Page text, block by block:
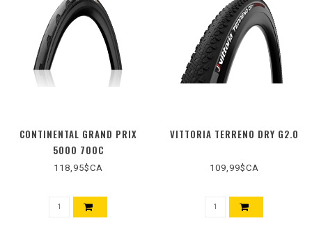
CONTINENTAL GRAND PRIX
5000 700C
118,95$CA
VITTORIA TERRENO DRY G2.0
109,99$CA